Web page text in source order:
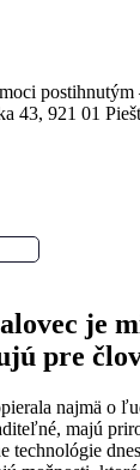
postihnutým
43, 921 01
je
pre
najmä o
majú
technológie